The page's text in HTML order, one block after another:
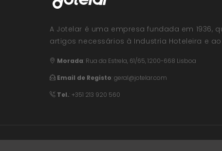
A Jotelar é uma empresa fundada em 1936,
artigos necessários à Industria Hoteleira e ao
Morada: Rua da Estrela, 61/65, 1200-668 Lisboa
Email de Registo:geral@jotelar.com
Tel.: +351 213 920 560